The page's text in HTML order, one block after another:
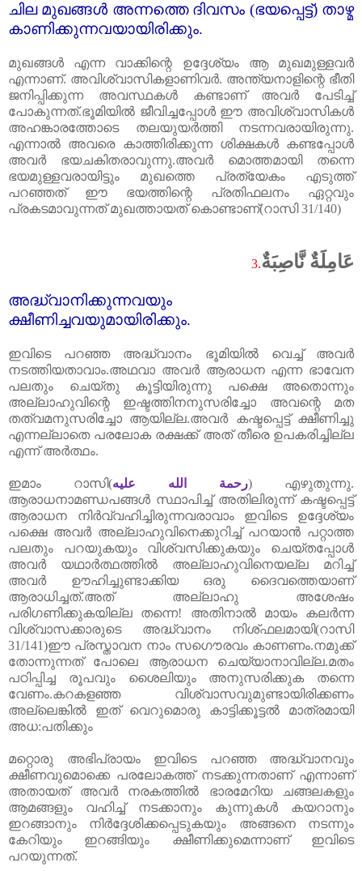
ചില മുഖങ്ങൾ അന്നത്തെ ദിവസം (ഭയപ്പെട്ട്‌) താഴ്മ
കാണിക്കുന്നവയായിരിക്കും.
മുഖങ്ങൾ എന്ന വാക്കിന്റെ ഉദ്ദേശ്യം ആ മുഖമുള്ളവർ
എന്നാണ്‌. അവിശ്വാസികളാണിവർ. അന്ത്യനാളിന്റെ ഭീതി
ജനിപ്പിക്കുന്ന അവസ്ഥകൾ കണ്ടാണ്‌ അവർ പേടിച്ച്‌
പോകുന്നത്‌.ഭൂമിയിൽ ജീവിച്ചപ്പോൾ ഈ അവിശ്വാസികൾ
അഹങ്കാരത്തോടെ തലയുയർത്തി നടന്നവരായിരുന്നു.
എന്നാൽ അവരെ കാത്തിരിക്കുന്ന ശിക്ഷകൾ കണ്ടപ്പോൾ
അവർ ഭയചകിതരാവുന്നു.അവർ മൊത്തമായി തന്നെ
ഭയമുള്ളവരായിട്ടും മുഖത്തെ പ്രത്യേകം എടുത്ത്‌
പറഞ്ഞത്‌ ഈ ഭയത്തിന്റെ പ്രതിഫലനം ഏറ്റവും
പ്രകടമാവുന്നത്‌ മുഖത്തായത്‌ കൊണ്ടാണ്‌(റാസി31/140)
3.عَامِلَةٌ نَّاصِبَةٌ
അദ്ധ്വാനിക്കുന്നവയും
ക്ഷീണിച്ചവയുമായിരിക്കും.
ഇവിടെ പറഞ്ഞ അദ്ധ്വാനം ഭൂമിയിൽ വെച്ച്‌ അവർ
നടത്തിയതാവാം.അഥവാ അവർ ആരാധന എന്ന ഭാവേന
പലതും ചെയ്തു കൂട്ടിയിരുന്നു പക്ഷെ അതൊന്നും
അല്ലാഹുവിന്റെ ഇഷ്ടത്തിനനുസരിച്ചോ അവന്റെ മത
തത്വമനുസരിച്ചോ ആയില്ല.അവർ കഷ്ടപ്പെട്ട്‌ ക്ഷീണിച്ചു
എന്നല്ലാതെ പരലോക രക്ഷക്ക്‌ അത്‌ തീരെ ഉപകരിച്ചില്ല
എന്ന് അർത്ഥം.
ഇമാം റാസി(رحمة الله عليه) എഴുതുന്നു.
ആരാധനാമണ്ഡപങ്ങൾ സ്ഥാപിച്ച്‌ അതിലിരുന്ന് കഷ്ടപ്പെട്ട്‌
ആരാധന നിർവ്വഹിച്ചിരുന്നവരാവാം ഇവിടെ ഉദ്ദേശ്യം
പക്ഷെ അവർ അല്ലാഹുവിനെക്കുറിച്ച്‌ പറയാൻ പറ്റാത്ത
പലതും പറയുകയും വിശ്വസിക്കുകയും ചെയ്തപ്പോൾ
അവർ യഥാർത്ഥത്തിൽ അല്ലാഹുവിനെയല്ല മറിച്ച്‌
അവർ ഊഹിച്ചുണ്ടാക്കിയ ഒരു ദൈവത്തെയാണ്‌
ആരാധിച്ചത്‌.അത്‌ അല്ലാഹു അശേഷം
പരിഗണിക്കുകയില്ല തന്നെ! അതിനാൽ മായം കലർന്ന
വിശ്വാസക്കാരുടെ അദ്ധ്വാനം നിശ്ഫലമായി(റാസി
31/141)ഈ പ്രസ്താവന നാം സഗൌരവം കാണണം.നമുക്ക്
തോന്നുന്നത് പോലെ ആരാധന ചെയ്യാനാവില്ല.മതം
പഠിപ്പിച്ച രൂപവും ശൈലിയും അനുസരിക്കുക തന്നെ
വേണം.കറകളഞ്ഞ വിശ്വാസവുമുണ്ടായിരിക്കണം
അല്ലെങ്കിൽ ഇത് വെറുമൊരു കാട്ടിക്കൂട്ടൽ മാത്രമായി
അധ:പതിക്കും
മറ്റൊരു അഭിപ്രായം ഇവിടെ പറഞ്ഞ അദ്ധ്വാനവും
ക്ഷീണവുമൊക്കെ പരലോകത്ത്‌ നടക്കുന്നതാണ്‌ എന്നാണ്‌
അതായത്‌ അവർ നരകത്തിൽ ഭാരമേറിയ ചങ്ങലകളും
ആമങ്ങളും വഹിച്ച്‌ നടക്കാനും കുന്നുകൾ കയറാനും
ഇറങ്ങാനും നിർദ്ദേശിക്കപ്പെടുകയും അങ്ങനെ നടന്നും
കേറിയും ഇറങ്ങിയും ക്ഷീണിക്കുമെന്നാണ്‌ ഇവിടെ
പറയുന്നത്‌.